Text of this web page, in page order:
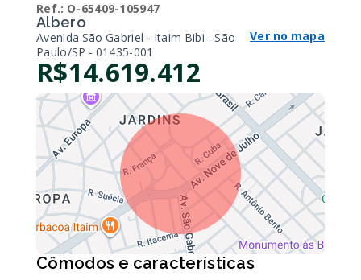
Ref.: O-65409-105947
Albero
Avenida São Gabriel - Itaim Bibi - São
Paulo/SP - 01435-001
Ver no mapa
R$14.619.412
Cômodos e características